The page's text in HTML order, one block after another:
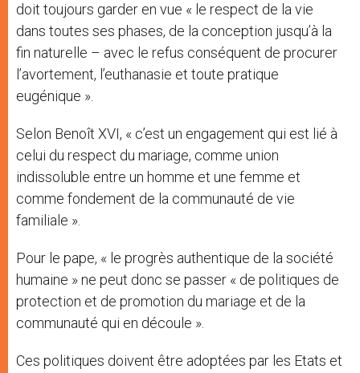
doit toujours garder en vue « le respect de la vie
dans toutes ses phases, de la conception jusqu’à la
fin naturelle – avec le refus conséquent de procurer
l’avortement, l’euthanasie et toute pratique
eugénique ».
Selon Benoît XVI, « c’est un engagement qui est lié à
celui du respect du mariage, comme union
indissoluble entre un homme et une femme et
comme fondement de la communauté de vie
familiale ».
Pour le pape, « le progrès authentique de la société
humaine » ne peut donc se passer « de politiques de
protection et de promotion du mariage et de la
communauté qui en découle ».
Ces politiques doivent être adoptées par les Etats et